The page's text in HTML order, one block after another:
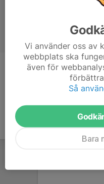
13 år
Vi använder oss av
webbplats ska
även för
Så
Bara